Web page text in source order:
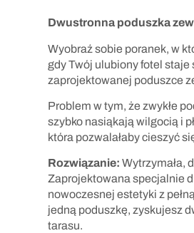
Dwustronna poduszka
Wyobraź sobie poranek, w
gdy Twój ulubiony fotel
zaprojektowanej poduszce
Problem w tym, że zwykłe
szybko nasiąkają wilgocią i
która pozwalałaby cieszyć
Rozwiązanie: Wytrzymała,
Zaprojektowana specjalnie
nowoczesnej estetyki z
jedną poduszkę, zyskujesz
tarasu.